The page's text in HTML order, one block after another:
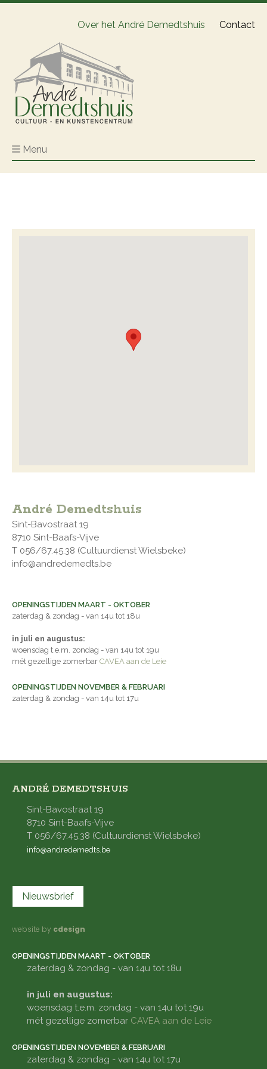
Over het André Demedtshuis Contact
Menu
André Demedtshuis
Sint-Bavostraat 19
8710 Sint-Baafs-Vijve
T 056/67.45.38 (Cultuurdienst Wielsbeke)
info@andredemedts.be
OPENINGSTIJDEN MAART - OKTOBER
zaterdag & zondag - van 14u tot 18u
in juli en augustus:
woensdag t.e.m. zondag - van 14u tot 19u
mét gezellige zomerbar CAVEA aan de Leie
OPENINGSTIJDEN NOVEMBER & FEBRUARI
zaterdag & zondag - van 14u tot 17u
ANDRÉ DEMEDTSHUIS
Sint-Bavostraat 19
8710 Sint-Baafs-Vijve
T 056/67.45.38 (Cultuurdienst Wielsbeke)
info@andredemedts.be
Nieuwsbrief
website by cdesign
OPENINGSTIJDEN MAART - OKTOBER
zaterdag & zondag - van 14u tot 18u
in juli en augustus:
woensdag t.e.m. zondag - van 14u tot 19u
mét gezellige zomerbar CAVEA aan de Leie
OPENINGSTIJDEN NOVEMBER & FEBRUARI
zaterdag & zondag - van 14u tot 17u